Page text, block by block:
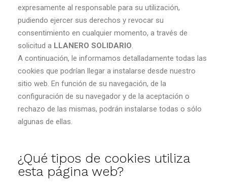
expresamente al responsable para su utilización,
pudiendo ejercer sus derechos y revocar su
consentimiento en cualquier momento, a través de
solicitud a LLANERO SOLIDARIO.
A continuación, le informamos detalladamente todas las
cookies que podrían llegar a instalarse desde nuestro
sitio web. En función de su navegación, de la
configuración de su navegador y de la aceptación o
rechazo de las mismas, podrán instalarse todas o sólo
algunas de ellas.
¿Qué tipos de cookies utiliza
esta página web?